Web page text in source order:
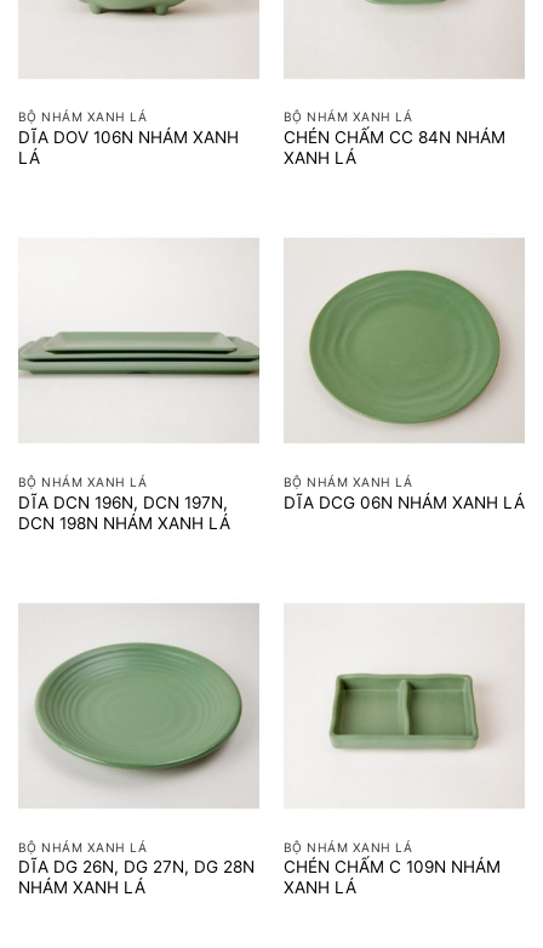
BỘ NHÁM XANH LÁ
DĨA DOV 106N NHÁM XANH
LÁ
BỘ NHÁM XANH LÁ
CHÉN CHẤM CC 84N NHÁM
XANH LÁ
BỘ NHÁM XANH LÁ
DĨA DCN 196N, DCN 197N,
DCN 198N NHÁM XANH LÁ
BỘ NHÁM XANH LÁ
DĨA DCG 06N NHÁM XANH LÁ
BỘ NHÁM XANH LÁ
DĨA DG 26N, DG 27N, DG 28N
NHÁM XANH LÁ
BỘ NHÁM XANH LÁ
CHÉN CHẤM C 109N NHÁM
XANH LÁ